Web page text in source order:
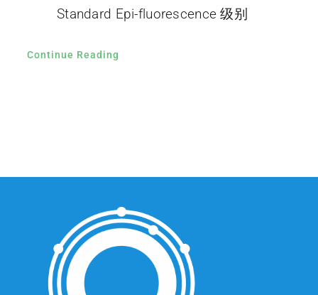
Standard Epi-fluorescence 级别
Continue Reading